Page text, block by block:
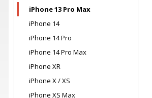
iPhone 13 Pro Max
iPhone 14
iPhone 14 Pro
iPhone 14 Pro Max
iPhone XR
iPhone X / XS
iPhone XS Max